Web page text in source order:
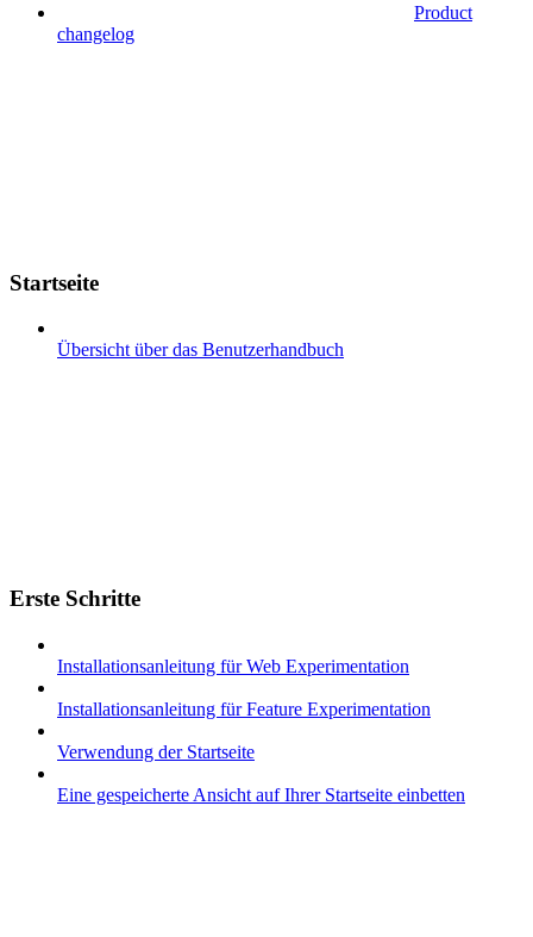
Product
changelog
Startseite
Übersicht über das Benutzerhandbuch
Erste Schritte
Installationsanleitung für Web Experimentation
Installationsanleitung für Feature Experimentation
Verwendung der Startseite
Eine gespeicherte Ansicht auf Ihrer Startseite einbetten